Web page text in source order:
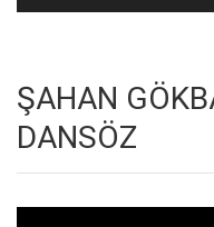
ŞAHAN
DANSÖZ